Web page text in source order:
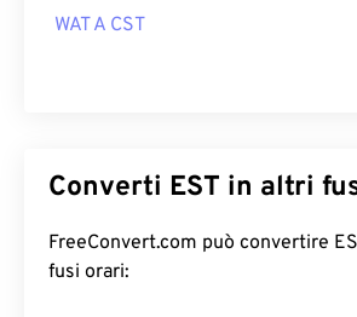
WAT A CST
Converti EST in altri
FreeConvert.com può convertire
fusi orari: